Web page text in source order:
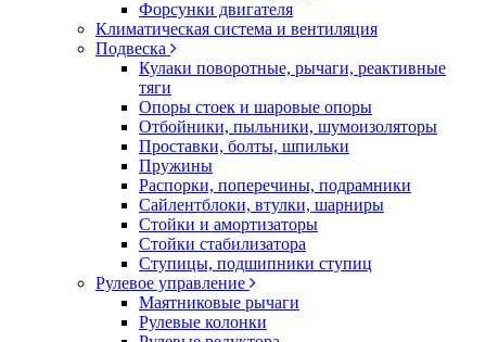
Форсунки двигателя
Климатическая система и вентиляция
Подвеска
Кулаки поворотные, рычаги, реактивные
тяги
Опоры стоек и шаровые опоры
Отбойники, пыльники, шумоизоляторы
Проставки, болты, шпильки
Пружины
Распорки, поперечины, подрамники
Сайлентблоки, втулки, шарниры
Стойки и амортизаторы
Стойки стабилизатора
Ступицы, подшипники ступиц
Рулевое управление
Маятниковые рычаги
Рулевые колонки